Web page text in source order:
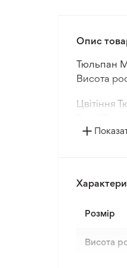
Опис
Тюльпан
Висота
Цвітіння
одного у
Розмір
Висота